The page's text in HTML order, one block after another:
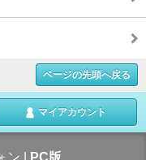
ページの先頭へ戻る
マイアカウント
ン PC版